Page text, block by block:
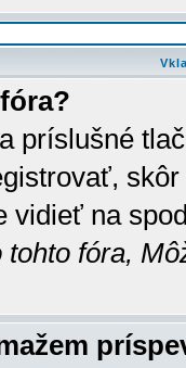
príslušné
vidieť na
fóra,